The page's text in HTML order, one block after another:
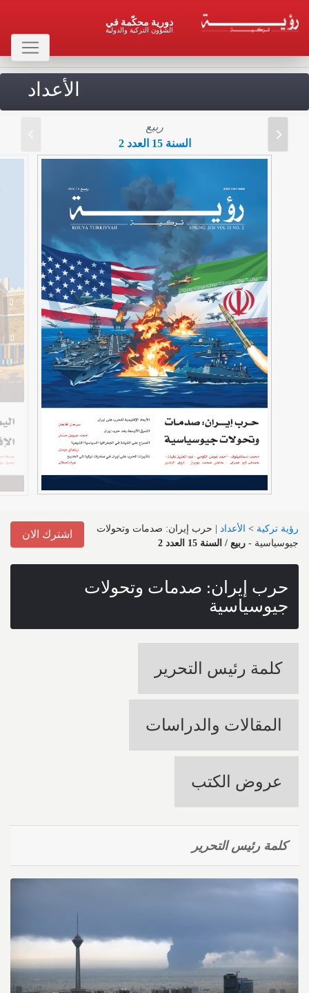
دورية محكّمة في
الشؤون التركية والدولية
الأعداد
ربيع
السنة 15 العدد 2
اشترك الان رؤية تركية > الأعداد | حرب إيران: صدمات وتحولات
جيوسياسية - ربيع / السنة 15 العدد 2
حرب إيران: صدمات وتحولات
جيوسياسية
كلمة رئيس التحرير
المقالات والدراسات
عروض الكتب
كلمة رئيس التحرير